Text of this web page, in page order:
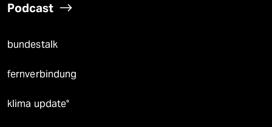
Podcast
bundestalk
fernverbindung
klima update°